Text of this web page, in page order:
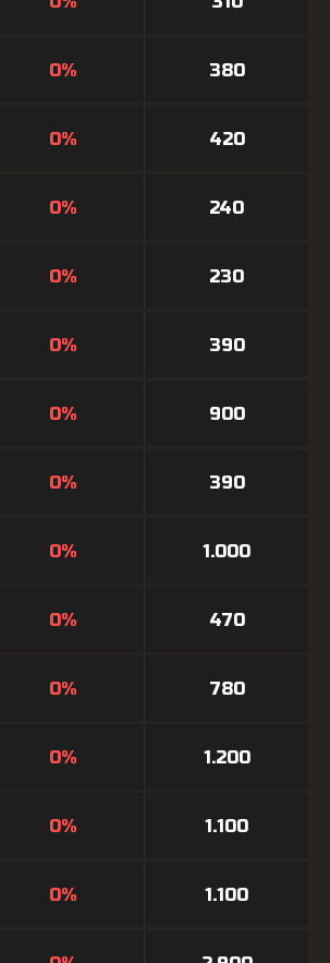
0% 380
0% 420
0% 240
0% 230
0% 390
0% 900
0% 390
0% 1.000
0% 470
0% 780
0% 1.200
0% 1.100
0% 1.100